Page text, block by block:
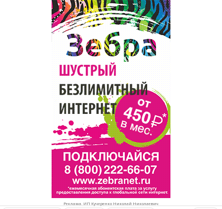
Реклама. ИП Кучеренко Николай Николаевич
Рестораны, кафе, бары
Развлечения и отдых
Спорт Фитнес
Недвижимость
Красота Косметология
Торговля
Бизнес и финансы
Юристы, Экспертиза, Страхование
Ремонт
Социальные организации
Это интересно
Популярное →